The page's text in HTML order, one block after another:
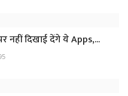
नहीं दिखाई देंगे ये Apps,...